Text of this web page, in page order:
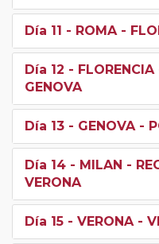
Día 11 - ROMA -
Día 12 -
GENOVA
Día 13 - GENOVA -
Día 14 - MILAN -
VERONA
Día 15 - VERONA -